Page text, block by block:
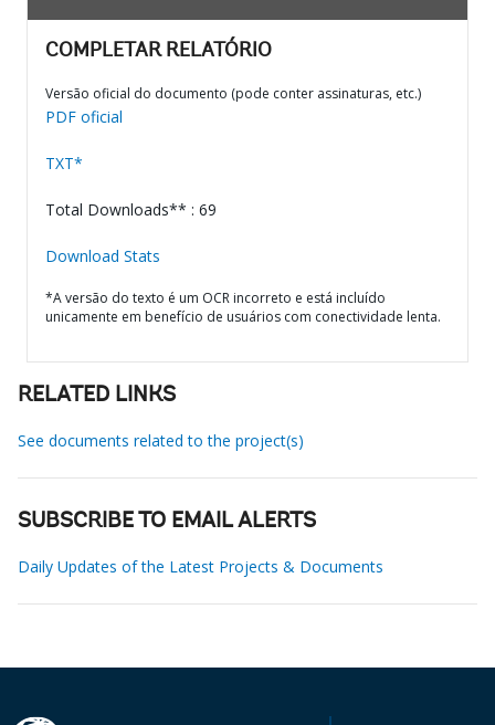
COMPLETAR RELATÓRIO
Versão oficial do documento (pode conter assinaturas, etc.)
PDF oficial
TXT*
Total Downloads** : 69
Download Stats
*A versão do texto é um OCR incorreto e está incluído
unicamente em benefício de usuários com conectividade lenta.
RELATED LINKS
See documents related to the project(s)
SUBSCRIBE TO EMAIL ALERTS
Daily Updates of the Latest Projects & Documents